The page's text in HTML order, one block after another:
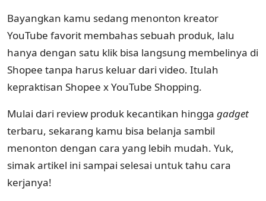
Bayangkan kamu sedang menonton kreator
YouTube favorit membahas sebuah produk, lalu
hanya dengan satu klik bisa langsung membelinya di
Shopee tanpa harus keluar dari video. Itulah
kepraktisan Shopee x YouTube Shopping.
Mulai dari review produk kecantikan hingga gadget
terbaru, sekarang kamu bisa belanja sambil
menonton dengan cara yang lebih mudah. Yuk,
simak artikel ini sampai selesai untuk tahu cara
kerjanya!